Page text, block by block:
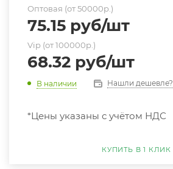
Оптовая (от 50000р.)
75.15 руб/шт
Vip (от 100000р.)
68.32 руб/шт
В наличии Нашли дешевле?
*Цены указаны с учётом НДС
КУПИТЬ В 1 КЛИК